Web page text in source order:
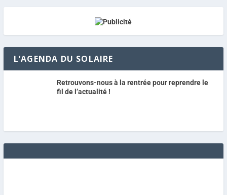
L’AGENDA DU SOLAIRE
Retrouvons-nous à la rentrée pour reprendre le
fil de l’actualité !